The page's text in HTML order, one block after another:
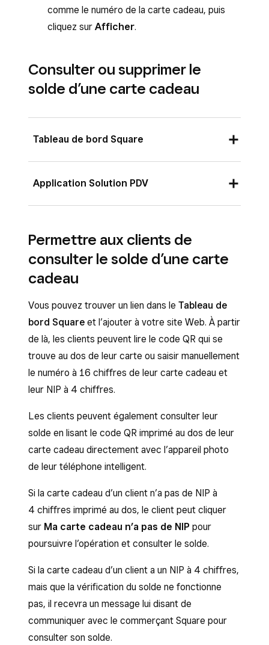
comme le numéro de la carte cadeau, puis
cliquez sur Afficher.
Consulter ou supprimer le
solde d’une carte cadeau
Tableau de bord Square
Connectez-vous au Tableau de bord Square
Recherchez la vente de la carte cadeau en
procédant comme suit :
Recherchez la carte cadeau en
saisissant les quatre derniers chiffres
de son code.
Recherchez le numéro du reçu
correspondant à l’achat de la carte
cadeau.
Une fois la transaction trouvée,
sélectionnez-la et cliquez sur le numéro de
carte cadeau affiché dans les détails de la
transaction.
Cliquez surUtiliser tout le solde
Pour confirmer cette demande, saisissez le
solde restant sur la carte cadeau.
Cliquez surUtiliser.
Application Solution PDV
touchezCatalogue >Cartes cadeaux
TouchezVérifier le solde ou recharger
la carte
Glissez la carte cadeau, lisez le code à
barres à l’aide d’un lecteur, prenez une
photo du code QR de la carte cadeau avec
l’appareil photo de votre appareil, ou
saisissez manuellement son numéro à
16 chiffres.
côté des quatre derniers chiffres du
numéro de la carte cadeau.
Vous pouvez alors quitter l’écran ou ajouter
cadeau, ou toucherUtiliser tout le solde
pour supprimer le solde restant de la carte
cadeau.
Permettre aux clients de
consulter le solde d’une carte
cadeau
Vous pouvez trouver un lien dans le Tableau de
bord Square et l’ajouter à votre site Web. À partir
de là, les clients peuvent lire le code QR qui se
trouve au dos de leur carte ou saisir manuellement
le numéro à 16 chiffres de leur carte cadeau et
leur NIP à 4 chiffres.
Les clients peuvent également consulter leur
solde en lisant le code QR imprimé au dos de leur
carte cadeau directement avec l’appareil photo
de leur téléphone intelligent.
Si la carte cadeau d’un client n’a pas de NIP à
4 chiffres imprimé au dos, le client peut cliquer
sur Ma carte cadeau n’a pas de NIP pour
poursuivre l’opération et consulter le solde.
Si la carte cadeau d’un client a un NIP à 4 chiffres,
mais que la vérification du solde ne fonctionne
pas, il recevra un message lui disant de
communiquer avec le commerçant Square pour
consulter son solde.